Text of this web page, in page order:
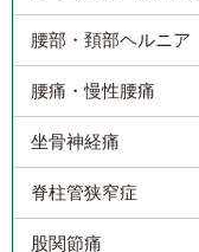
腰部・頚部ヘルニア
腰痛・慢性腰痛
坐骨神経痛
脊柱管狭窄症
股関節痛